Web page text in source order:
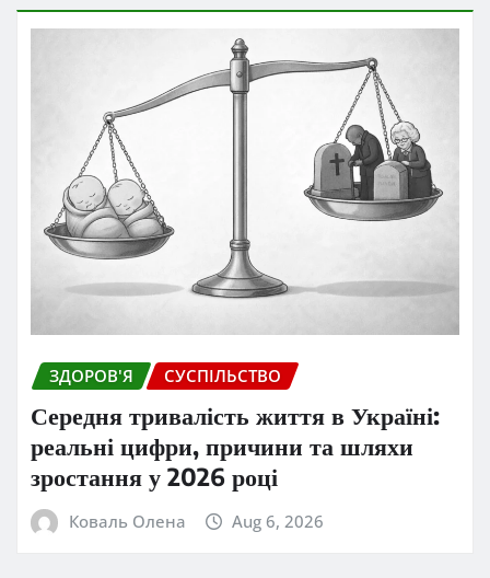
ЗДОРОВ'Я СУСПІЛЬСТВО
Середня тривалість життя в Україні:
реальні цифри, причини та шляхи
зростання у 2026 році
Коваль Олена Aug 6, 2026